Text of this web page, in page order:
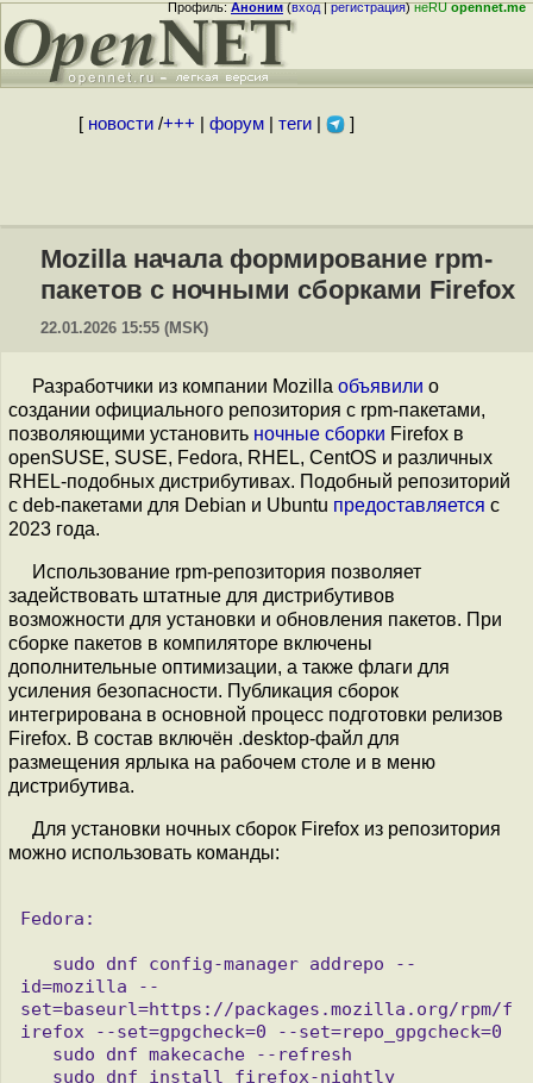
Профиль:Аноним(вход|регистрация)неRUopennet.me
[ новости/+++ форум| теги| ]
Mozilla начала формирование rpm-
пакетов с ночными сборками Firefox
22.01.2026 15:55 (MSK)
Разработчики из компании Mozilla объявили о
создании официального репозитория с rpm-пакетами,
позволяющими установить ночные сборки Firefox в
openSUSE, SUSE, Fedora, RHEL, CentOS и различных
RHEL-подобных дистрибутивах. Подобный репозиторий
с deb-пакетами для Debian и Ubuntu предоставляется с
2023 года.
Использование rpm-репозитория позволяет
задействовать штатные для дистрибутивов
возможности для установки и обновления пакетов. При
сборке пакетов в компиляторе включены
дополнительные оптимизации, а также флаги для
усиления безопасности. Публикация сборок
интегрирована в основной процесс подготовки релизов
Firefox. В состав включён .desktop-файл для
размещения ярлыка на рабочем столе и в меню
дистрибутива.
Для установки ночных сборок Firefox из репозитория
можно использовать команды:
Fedora:
id=mozilla --
set=baseurl=https://packages.mozilla.org/rpm/f
irefox --set=gpgcheck=0 --set=repo_gpgcheck=0